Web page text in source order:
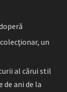
un
al cărui stil
ani de la